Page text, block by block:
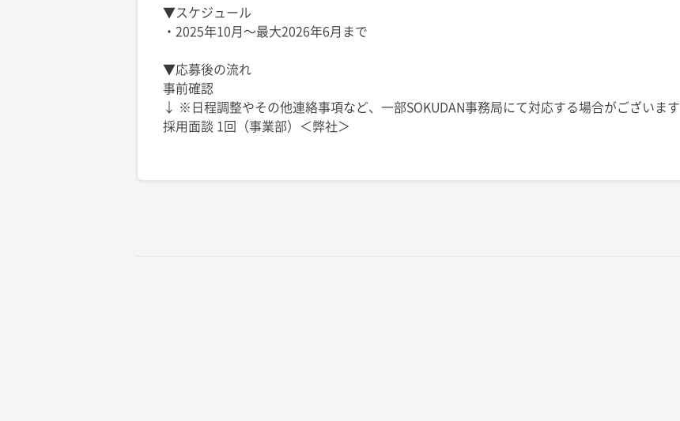
▼スケジュール
・2025年10月〜最大2026年6月まで
▼応募後の流れ
事前確認
↓ ※日程調整やその他連絡事項など、一部SOKUDAN事務局にて対応する場合がございます
採用面談 1回（事業部）＜弊社＞